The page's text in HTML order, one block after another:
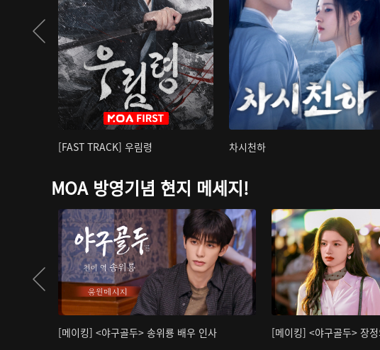
[FAST TRACK] 우림령 차시천하
MOA 방영기념 현지 메세지!
[메이킹] <야구골두> 송위룡 배우 인사 [메이킹] <야구골두> 장